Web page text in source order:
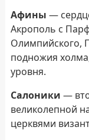
Афины —
Акрополь с
Олимпийского,
подножия
уровня.
Салоники —
великолепной
церквями